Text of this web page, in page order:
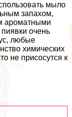
мыло
запахом,
ароматными
очень
любые
химических
не присосутся к